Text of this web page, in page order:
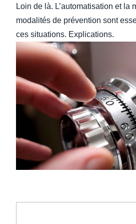
Loin de là. L’automatisation et la
modalités de prévention sont
ces situations. Explications.